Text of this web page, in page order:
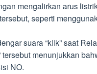
mengalirkan arus
seperti
suara “klik” saat
tersebut menunjukkan
NO.